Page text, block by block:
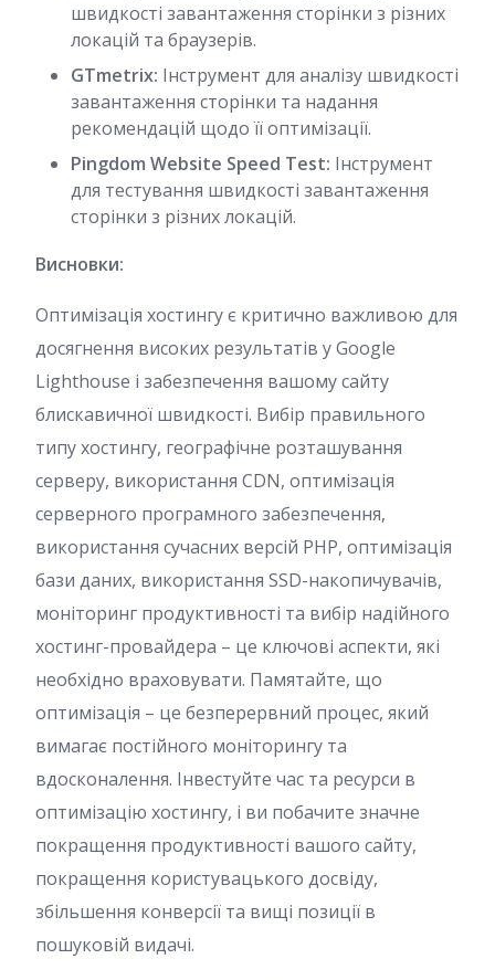
швидкості завантаження сторінки з різних
локацій та браузерів.
GTmetrix: Інструмент для аналізу швидкості
завантаження сторінки та надання
рекомендацій щодо її оптимізації.
Pingdom Website Speed Test: Інструмент
для тестування швидкості завантаження
сторінки з різних локацій.
Висновки:
Оптимізація хостингу є критично важливою для
досягнення високих результатів у Google
Lighthouse і забезпечення вашому сайту
блискавичної швидкості. Вибір правильного
типу хостингу, географічне розташування
серверу, використання CDN, оптимізація
серверного програмного забезпечення,
використання сучасних версій PHP, оптимізація
бази даних, використання SSD-накопичувачів,
моніторинг продуктивності та вибір надійного
хостинг-провайдера – це ключові аспекти, які
необхідно враховувати. Памятайте, що
оптимізація – це безперервний процес, який
вимагає постійного моніторингу та
вдосконалення. Інвестуйте час та ресурси в
оптимізацію хостингу, і ви побачите значне
покращення продуктивності вашого сайту,
покращення користувацького досвіду,
збільшення конверсії та вищі позиції в
пошуковій видачі.